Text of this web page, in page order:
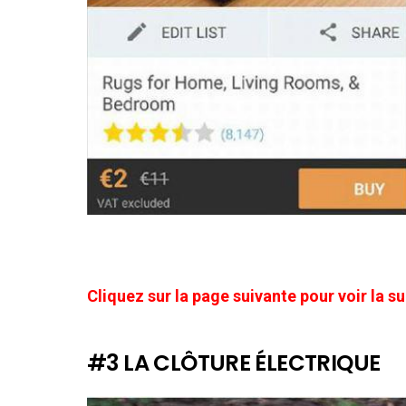
Cliquez sur la page suivante pour voir la
#3 LA CLÔTURE ÉLECTRIQUE